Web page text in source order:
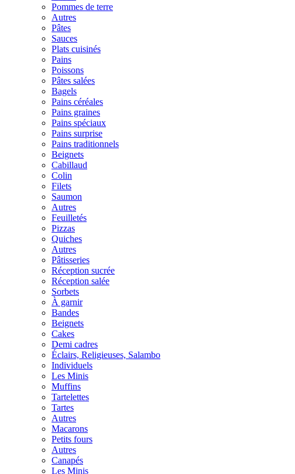
Pommes de terre
Autres
Pâtes
Sauces
Plats cuisinés
Pains
Poissons
Pâtes salées
Bagels
Pains céréales
Pains graines
Pains spéciaux
Pains surprise
Pains traditionnels
Beignets
Cabillaud
Colin
Filets
Saumon
Autres
Feuilletés
Pizzas
Quiches
Autres
Pâtisseries
Réception sucrée
Réception salée
Sorbets
À garnir
Bandes
Beignets
Cakes
Demi cadres
Éclairs, Religieuses, Salambo
Individuels
Les Minis
Muffins
Tartelettes
Tartes
Autres
Macarons
Petits fours
Autres
Canapés
Les Minis